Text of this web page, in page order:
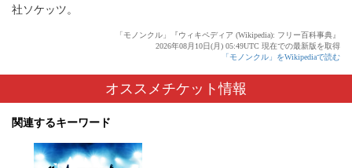
社ソケッツ。
「モノンクル」『ウィキペディア (Wikipedia): フリー百科事典』
2026年08月10日(月) 05:49UTC 現在での最新版を取得
「モノンクル」をWikipediaで読む
オススメチケット情報
関連するキーワード